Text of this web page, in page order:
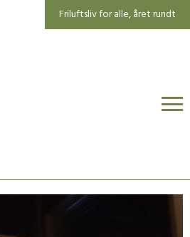
Friluftsliv for alle, året rundt